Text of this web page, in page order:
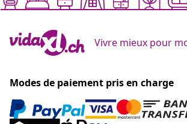
Vivre mieux pour
Modes de paiement pris en charge